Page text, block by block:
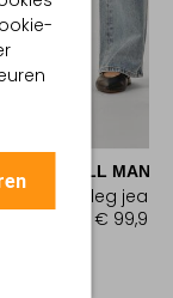
7 FOR ALL
Straight leg jeans
€ 99,99